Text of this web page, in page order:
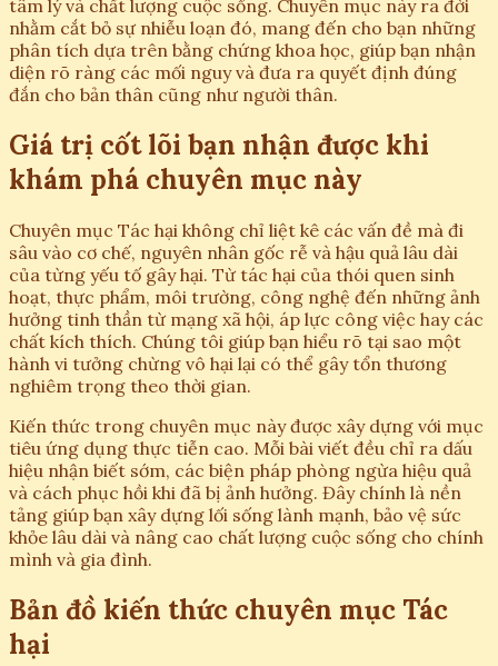
tâm lý và chất lượng cuộc sống. Chuyên mục này ra đời
nhằm cắt bỏ sự nhiễu loạn đó, mang đến cho bạn những
phân tích dựa trên bằng chứng khoa học, giúp bạn nhận
diện rõ ràng các mối nguy và đưa ra quyết định đúng
đắn cho bản thân cũng như người thân.
Giá trị cốt lõi bạn nhận được khi
khám phá chuyên mục này
Chuyên mục Tác hại không chỉ liệt kê các vấn đề mà đi
sâu vào cơ chế, nguyên nhân gốc rễ và hậu quả lâu dài
của từng yếu tố gây hại. Từ tác hại của thói quen sinh
hoạt, thực phẩm, môi trường, công nghệ đến những ảnh
hưởng tinh thần từ mạng xã hội, áp lực công việc hay các
chất kích thích. Chúng tôi giúp bạn hiểu rõ tại sao một
hành vi tưởng chừng vô hại lại có thể gây tổn thương
nghiêm trọng theo thời gian.
Kiến thức trong chuyên mục này được xây dựng với mục
tiêu ứng dụng thực tiễn cao. Mỗi bài viết đều chỉ ra dấu
hiệu nhận biết sớm, các biện pháp phòng ngừa hiệu quả
và cách phục hồi khi đã bị ảnh hưởng. Đây chính là nền
tảng giúp bạn xây dựng lối sống lành mạnh, bảo vệ sức
khỏe lâu dài và nâng cao chất lượng cuộc sống cho chính
mình và gia đình.
Bản đồ kiến thức chuyên mục Tác
hại